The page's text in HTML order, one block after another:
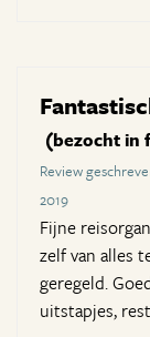
(bezocht in
Review
2019
Fijne
zelf van alles
geregeld.
uitstapjes,